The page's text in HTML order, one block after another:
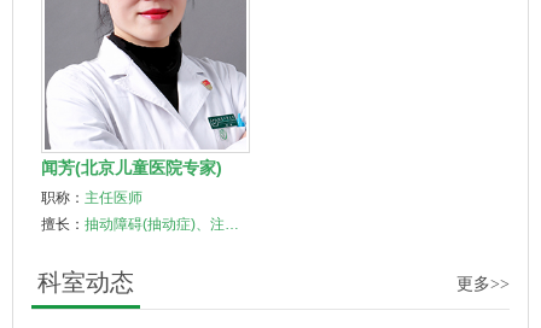
闻芳(北京儿童医院专家)
职称： 主任医师
擅长： 抽动障碍(抽动症)、注…
更多>>
科室动态